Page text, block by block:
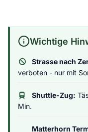
Wichtige
Strasse nach
verboten - nur mit
Shuttle-Zug:
Min.
Matterhorn